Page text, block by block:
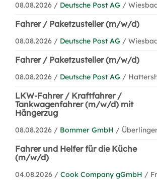
08.08.2026 / Deutsche Post AG /
Fahrer / Paketzusteller (m/w/d)
08.08.2026 / Deutsche Post AG /
Fahrer / Paketzusteller (m/w/d)
08.08.2026 / Deutsche Post AG /
LKW-Fahrer / Kraftfahrer /
Tankwagenfahrer (m/w/d) mit
Hängerzug
08.08.2026 / Bommer GmbH /
Fahrer und Helfer für die Küche
(m/w/d)
04.08.2026 / Cook Company gGmbH /